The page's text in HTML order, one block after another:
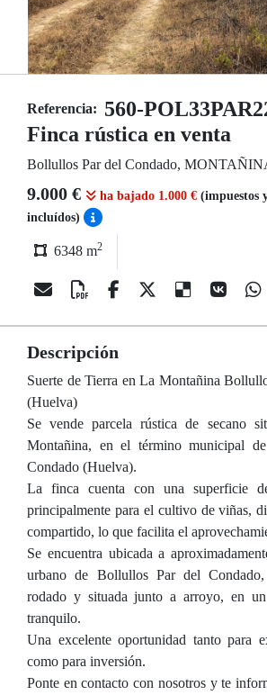
Referencia: 560-
Finca rústica en venta
Bollullos Par del Condado,
9.000 € ha bajado 1.000 € (impuestos
incluídos)
6348 m2
Descripción
Suerte de Tierra en La Montañina
(Huelva)
Se vende parcela rústica de secano
Montañina, en el término municipal
Condado (Huelva).
La finca cuenta con una superficie
principalmente para el cultivo de viñas,
compartido, lo que facilita el
Se encuentra ubicada a
urbano de Bollullos Par del
rodado y situada junto a arroyo, en
tranquilo.
Una excelente oportunidad tanto para
como para inversión.
Ponte en contacto con nosotros y te